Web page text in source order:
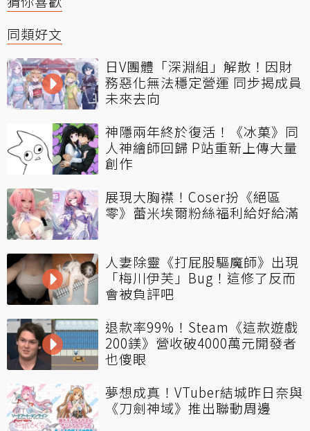
同類好文
日V團體「深淵組」解散！因財
務惡化無法穩定營運 同步揭成員
未來去向
神隱兩年終於復活！《冰菓》同
人神繪師回歸 P站重新上傳大量
創作
展現大胸襟！Coser扮《絕區
零》蕾米埃爾粉絲福利給好給滿
人妻除靈《打屁股驅魔師》出現
「梅川伊芙」Bug！這修了反而
會被負評吧
退款率99%！Steam《這款遊戲
200鎂》營收破4000萬元開發者
也傻眼
夢想成真！VTuber結城昨日奈與
《刀劍神域》推出聯動周邊